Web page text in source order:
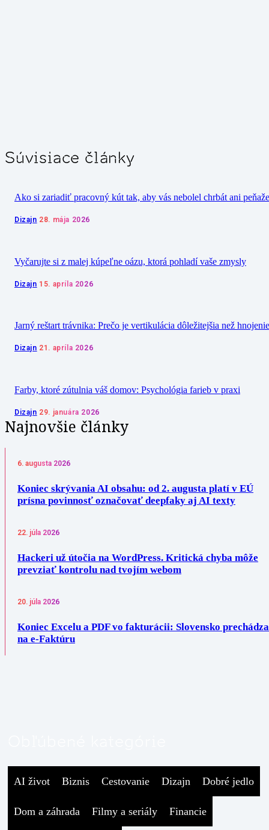
Súvisiace články
Ako si zariadiť pracovný kút tak, aby vás nebolel chrbát ani
Dizajn 28. mája 2026
Vyčarujte si z malej kúpeľne oázu, ktorá pohladí vaše zmysly
Dizajn 15. apríla 2026
Jarný reštart trávnika: Prečo je vertikulácia dôležitejšia než
Dizajn 21. apríla 2026
Farby, ktoré zútulnia váš domov: Psychológia farieb v praxi
Dizajn 29. januára 2026
Najnovšie články
6. augusta 2026
Koniec skrývania AI obsahu: od 2. augusta platí v EÚ
prísna povinnosť označovať deepfaky aj AI texty
22. júla 2026
Hackeri už útočia na WordPress. Kritická chyba môže
prevziať kontrolu nad tvojím webom
20. júla 2026
Koniec Excelu a PDF vo fakturácii: Slovensko prechádza
na e-Faktúru
AI život Biznis Cestovanie Dizajn Dobré jedlo
Dom a záhrada Filmy a seriály Financie